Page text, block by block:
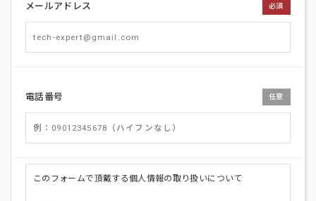
メールアドレス 必須
電話番号 任意
このフォームで頂戴する個人情報の取り扱いについて